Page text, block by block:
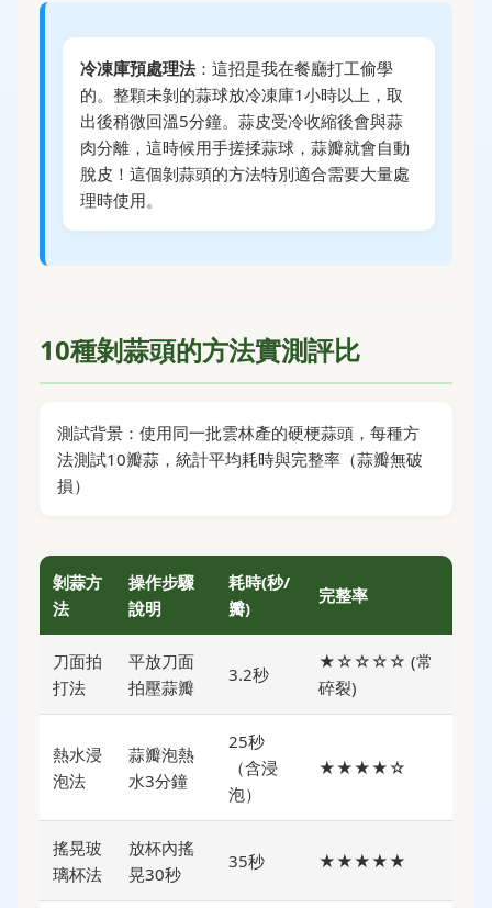
冷凍庫預處理法：這招是我在餐廳打工偷學
的。整顆未剝的蒜球放冷凍庫1小時以上，取
出後稍微回溫5分鐘。蒜皮受冷收縮後會與蒜
肉分離，這時候用手搓揉蒜球，蒜瓣就會自動
脫皮！這個剝蒜頭的方法特別適合需要大量處
理時使用。
10種剝蒜頭的方法實測評比
測試背景：使用同一批雲林產的硬梗蒜頭，每種方
法測試10瓣蒜，統計平均耗時與完整率（蒜瓣無破
損）
剝蒜方
法
操作步驟
說明
耗時(秒/
瓣)
完整率
刀面拍
打法
平放刀面
拍壓蒜瓣
3.2秒
★☆☆☆☆ (常
碎裂)
熱水浸
泡法
蒜瓣泡熱
水3分鐘
25秒
（含浸
泡）
★★★★☆
搖晃玻
璃杯法
放杯內搖
晃30秒
35秒 ★★★★★